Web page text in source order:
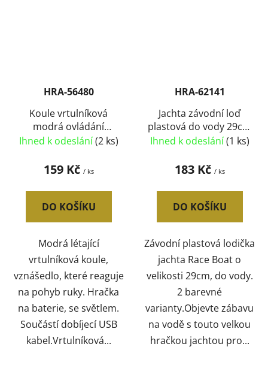
HRA-56480
Koule vrtulníková
modrá ovládání
pohybem ruky na
Ihned k odeslání(2 ks)
159 Kč / ks
DO KOŠÍKU
Modrá létající
vrtulníková koule,
vznášedlo, které reaguje
na pohyb ruky. Hračka
na baterie, se světlem.
Součástí dobíjecí USB
kabel.Vrtulníková...
HRA-62141
Jachta závodní loď
plastová do vody 29cm
2 barvy
Ihned k odeslání(1 ks)
183 Kč / ks
DO KOŠÍKU
Závodní plastová lodička
jachta Race Boat o
velikosti 29cm, do vody.
2 barevné
varianty.Objevte zábavu
na vodě s touto velkou
hračkou jachtou pro...